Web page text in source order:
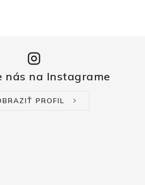
nás na Instagrame
PROFIL